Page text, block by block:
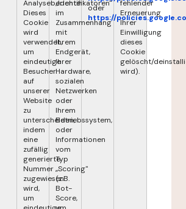
Analyseberichte.
Dieses
Cookie
wird
verwendet,
um
eindeutige
Besucher
auf
unserer
Website
zu
unterscheiden,
indem
eine
zufällig
generierte
Nummer
zugewiesen
wird,
um
„Identifikatoren"
im
Zusammenhang
mit
Ihrem
Endgerät,
Ihrer
Hardware,
sozialen
Netzwerken
oder
Ihrem
Betriebssystem,
oder
Informationen
vom
Typ
„Scoring"
(z.B.
Bot-
Score,
oder
https://
fehlender
Erneuerung
Ihrer
Einwilligung
dieses
Cookie
gelöscht/
wird).